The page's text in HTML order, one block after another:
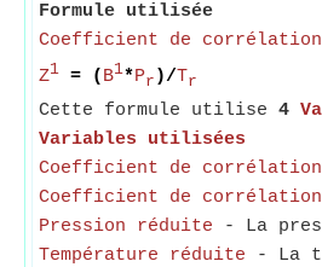
Formule utilisée
Coefficient de
Z1 = ( B1*Pr )/Tr
Cette formule utilise 4
Variables utilisées
Coefficient de
Coefficient de
Pression réduite - La
Température réduite - La